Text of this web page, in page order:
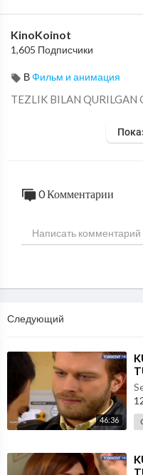
KinoKoinot
1,605 Подписчики
ВФильм и анимация
⁣TEZLIK BILAN
0 Комментарии
Следующий
46:36